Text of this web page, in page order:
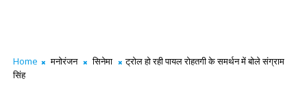
Home मनोरंजन सिनेमा
ट्रोल हो रही पायल रोहतगी के समर्थन में बोले संग्राम
सिंह